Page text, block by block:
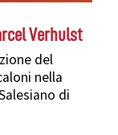
Verhulst
del
nella
di